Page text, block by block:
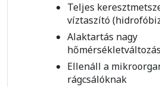
Teljes
víztaszító
Alaktartás nagy
Ellenáll a
rágcsálóknak